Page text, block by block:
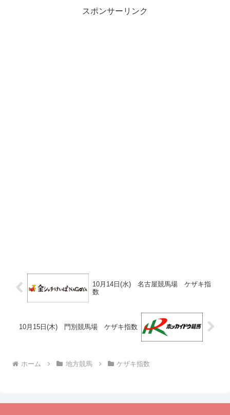
スポンサーリンク
10月14日(水) 名古屋競馬場 ケザキ指
数
10月15日(木) 門別競馬場 ケザキ指数
ホーム 地方競馬 ケザキ指数